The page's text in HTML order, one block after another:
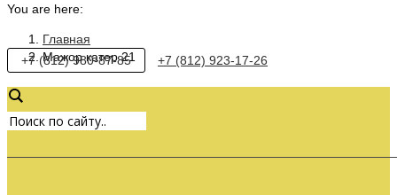
You are here:
Главная
Мажор катер 21
+7 (812) 980-87-85 +7 (812) 923-17-26